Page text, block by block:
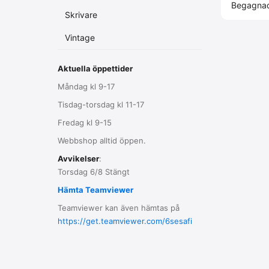
Skrivare
Vintage
Aktuella öppettider
Måndag kl 9-17
Tisdag-torsdag kl 11-17
Fredag kl 9-15
Webbshop alltid öppen.
Avvikelser:
Torsdag 6/8 Stängt
Hämta Teamviewer
Teamviewer kan även hämtas på
https://get.teamviewer.com/6sesafi